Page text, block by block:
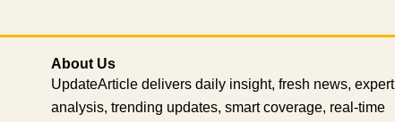
About Us
UpdateArticle delivers daily insight, fresh news, expert
analysis, trending updates, smart coverage, real-time